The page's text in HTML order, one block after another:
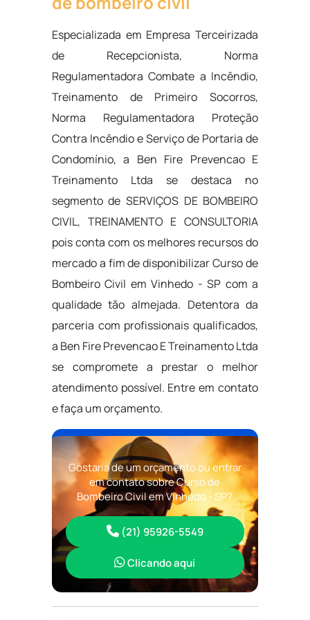
Especializada em Empresa Terceirizada
de Recepcionista, Norma
Regulamentadora Combate a Incêndio,
Treinamento de Primeiro Socorros,
Norma Regulamentadora Proteção
Contra Incêndio e Serviço de Portaria de
Condomínio, a Ben Fire Prevencao E
Treinamento Ltda se destaca no
segmento de SERVIÇOS DE BOMBEIRO
CIVIL, TREINAMENTO E CONSULTORIA
pois conta com os melhores recursos do
mercado a fim de disponibilizar Curso de
Bombeiro Civil em Vinhedo - SP com a
qualidade tão almejada. Detentora da
parceria com profissionais qualificados,
a Ben Fire Prevencao E Treinamento Ltda
se compromete a prestar o melhor
atendimento possível. Entre em contato
e faça um orçamento.
Gostaria de um orçamento ou entrar
em contato sobre Curso de
Bombeiro Civil em Vinhedo - SP?
(21) 95926-5549
Clicando aqui